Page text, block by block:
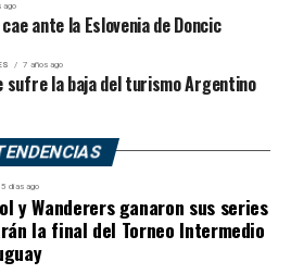
ago
ante la Eslovenia de Doncic
7 años ago
sufre la baja del turismo Argentino
5 días ago
y Wanderers ganaron sus series
la final del Torneo Intermedio